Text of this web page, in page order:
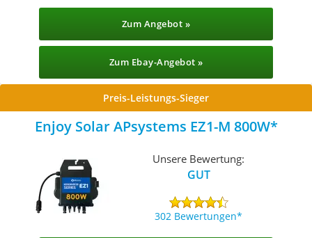
Zum Angebot »
Zum Ebay-Angebot »
Preis-Leistungs-Sieger
Enjoy Solar APsystems EZ1-M 800W
Unsere Bewertung:
GUT
302 Bewertungen